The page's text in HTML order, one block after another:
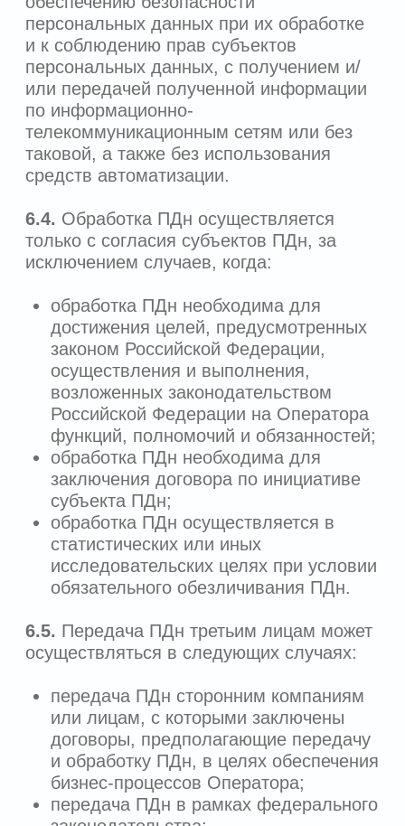
Оператора:info@kdclinic.ru, или заказное
письмо на адрес Оператора.
8.2.Пользователь имеет право на
уничтожение персональных данных,
сведения о которых были получены
Оператором, путем направления запроса
на адрес электронной почты:
info@kdclinic.ru, или заказным письмом
на адрес Оператора.
действия или бездействие Оператора в
уполномоченный орган по защите прав
субъектов персональных данных или в
судебном порядке.
Оператору с запросами относительно
своих персональных данных. Оператор
предоставляет ответ или
мотивированный отказ на запросы
Пользователя или его представителя в
течение 10 рабочих дней с даты
получения письменного запроса
Пользователя, которые могут быть
продлены на 5 рабочих дней при условии
уведомления Пользователя или его
представителя о причинах такого
продления.
9. БЕЗОПАСНОСТЬ ПЕРСОНАЛЬНЫХ
ДАННЫХ
конфиденциальность предоставленных
Пользователем персональных данных и
персональных данных пользователя
третьими лицами.
при их обработке в информационной
системе персональных данных
Оператора обеспечивается с помощью
системы защиты персональных данных,
нейтрализующей актуальные угрозы,
разработки и внедрения комплекса мер
по защите и обеспечению безопасности
персональных данных.